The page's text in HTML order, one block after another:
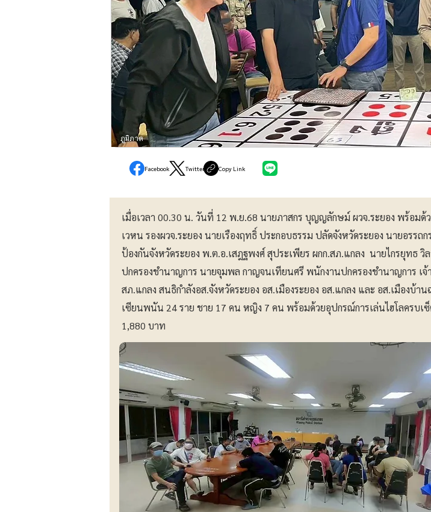
ภูมิภาค
Facebook Twitter Copy Link
เมื่อเวลา 00.30 น. วันที่ 12 พ.ย.68 นายภาสกร บุญญลักษม์ ผวจ.ระยอง พร้อมด้
เวหน รองผวจ.ระยอง นายเรืองฤทธิ์ ประกอบธรรม ปลัดจังหวัดระยอง นายอรรถ
ป้องกันจังหวัดระยอง พ.ต.อ.เสฎฐพงศ์ สุประเพียร ผกก.สภ.แกลง นายไกรยุทธ วิ
ปกครองชำนาญการ นายจุมพล กาญจนเทียนศรี พนักงานปกครองชำนาญการ เจ้
สภ.แกลง สนธิกำลังอส.จังหวัดระยอง อส.เมืองระยอง อส.แกลง และ อส.เมืองบ้า
เซียนพนัน 24 ราย ชาย 17 คน หญิง 7 คน พร้อมด้วยอุปกรณ์การเล่นไฮโลครบเ
1,880 บาท